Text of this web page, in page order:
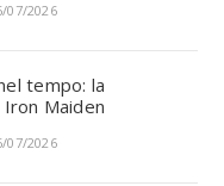
07/2026
tempo: la
Maiden
07/2026